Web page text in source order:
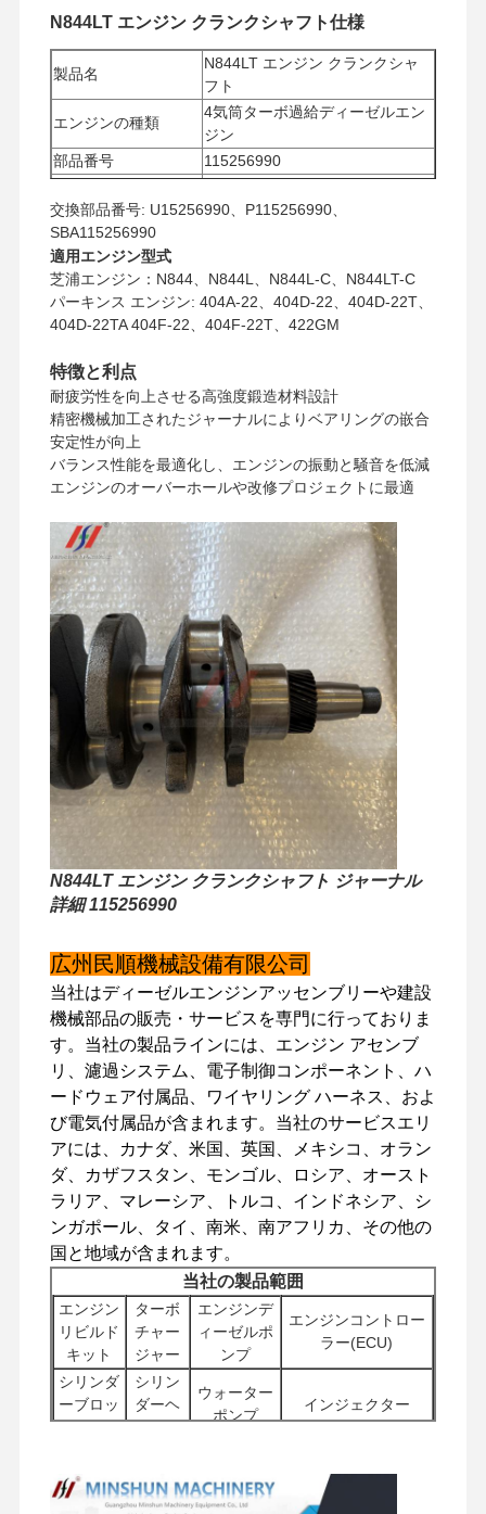
家へ 製品 VRショー
に つい て
工場 ツアー 品質管理
連絡 くださ
い
ニュース
事件
パーキンズ エンジン
ヤンマーエンジン
クボタエンジン
カミンズエンジン
N844LT エンジン クランクシャフト仕様
製品名
N844LT エンジン クランクシャ
フト
エンジンの種類
4気筒ターボ過給ディーゼルエン
ジン
部品番号
115256990
支払方法
ウェスタンユニオン、T/T
配送方法
交換部品番号: U15256990、P115256990、
SBA115256990
適用エンジン型式
芝浦エンジン：N844、N844L、N844L-C、N844LT-C
パーキンス エンジン: 404A-22、404D-22、404D-22T、
404D-22TA 404F-22、404F-22T、422GM
特徴と利点
耐疲労性を向上させる高強度鍛造材料設計
精密機械加工されたジャーナルによりベアリングの嵌合
安定性が向上
バランス性能を最適化し、エンジンの振動と騒音を低減
エンジンのオーバーホールや改修プロジェクトに最適
N844LT エンジン クランクシャフト ジャーナル
詳細 115256990
広州民順機械設備有限公司
当社はディーゼルエンジンアッセンブリーや建設
機械部品の販売・サービスを専門に行っておりま
す。当社の製品ラインには、エンジン アセンブ
リ、濾過システム、電子制御コンポーネント、ハ
ードウェア付属品、ワイヤリング ハーネス、およ
び電気付属品が含まれます。当社のサービスエリ
アには、カナダ、米国、英国、メキシコ、オラン
ダ、カザフスタン、モンゴル、ロシア、オースト
ラリア、マレーシア、トルコ、インドネシア、シ
ンガポール、タイ、南米、南アフリカ、その他の
国と地域が含まれます。
当社の製品範囲
エンジン
リビルド
キット
ターボ
チャー
ジャー
エンジンデ
ィーゼルポ
ンプ
エンジンコントロー
ラー(ECU)
シリンダ
ーブロッ
ク
シリン
ダーヘ
ッド
ウォーター
ポンプ
インジェクター
ーモータ
ー
ター
セサリ
掘削機の油圧ポンプ